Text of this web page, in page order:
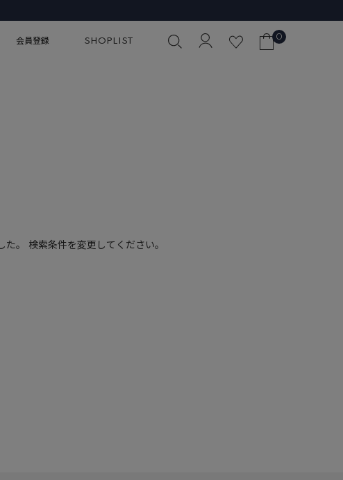
会員登録 SHOPLIST 0
。 検索条件を変更してください。